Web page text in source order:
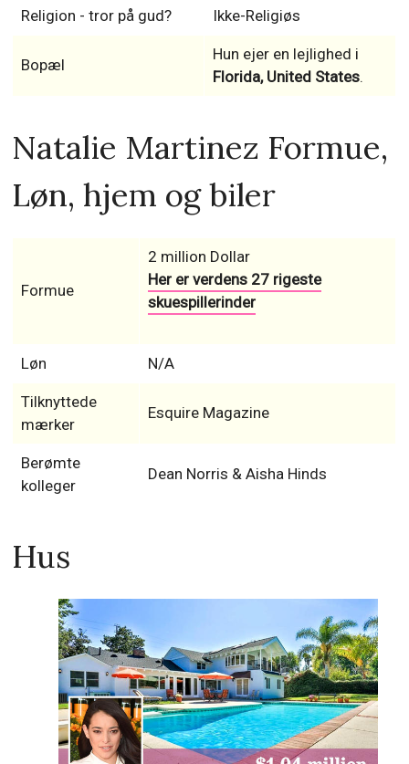
Religion - tror på gud? Ikke-Religiøs
Bopæl
Hun ejer en lejlighed i
Florida, United States.
Natalie Martinez Formue,
Løn, hjem og biler
Formue
2 million Dollar
Her er verdens 27 rigeste
skuespillerinder
Løn N/A
Tilknyttede
mærker
Esquire Magazine
Berømte
kolleger
Dean Norris & Aisha Hinds
Hus